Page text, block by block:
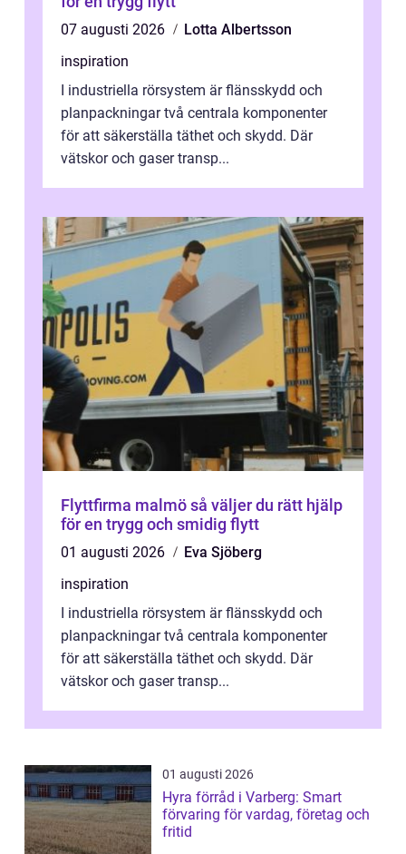
07 augusti 2026
Lotta Albertsson
inspiration
I industriella rörsystem är flänsskydd och
planpackningar två centrala komponenter
för att säkerställa täthet och skydd. Där
vätskor och gaser transp...
Flyttfirma malmö så väljer du rätt hjälp
för en trygg och smidig flytt
01 augusti 2026
Eva Sjöberg
inspiration
I industriella rörsystem är flänsskydd och
planpackningar två centrala komponenter
för att säkerställa täthet och skydd. Där
vätskor och gaser transp...
01 augusti 2026
Hyra förråd i Varberg: Smart
förvaring för vardag, företag och
fritid